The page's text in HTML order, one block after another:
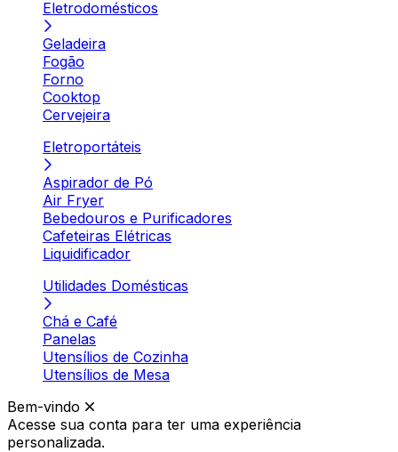
Eletrodomésticos
Geladeira
Fogão
Forno
Cooktop
Cervejeira
Eletroportáteis
Aspirador de Pó
Air Fryer
Bebedouros e Purificadores
Cafeteiras Elétricas
Liquidificador
Utilidades Domésticas
Chá e Café
Panelas
Utensílios de Cozinha
Utensílios de Mesa
Bem-vindo
Acesse sua conta para ter uma experiência
personalizada.